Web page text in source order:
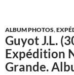
ALBUM PHOTOS,
Guyot J.L.
Expédition
Grande.